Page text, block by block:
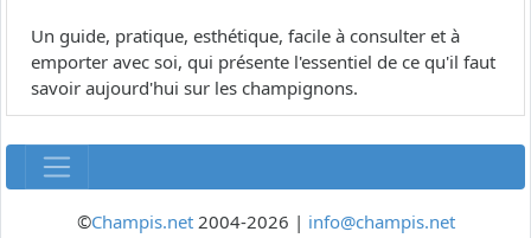
Un guide, pratique, esthétique, facile à consulter et à
emporter avec soi, qui présente l'essentiel de ce qu'il faut
savoir aujourd'hui sur les champignons.
©Champis.net2004-2026 | info@champis.net